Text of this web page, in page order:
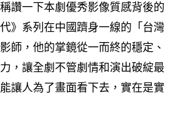
讚一下本劇優秀影像質感背後的
》系列在中國躋身一線的「台灣
師，他的掌鏡從一而終的穩定、
，讓全劇不管劇情和演出破綻最
讓人為了畫面看下去，實在是實